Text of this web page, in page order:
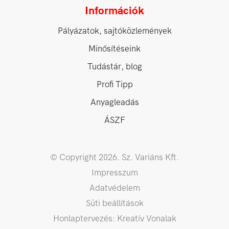
Információk
Pályázatok, sajtóközlemények
Minősítéseink
Tudástár, blog
Profi Tipp
Anyagleadás
ÁSZF
© Copyright 2026. Sz. Variáns Kft.
Impresszum
Adatvédelem
Süti beállítások
Honlaptervezés: Kreatív Vonalak